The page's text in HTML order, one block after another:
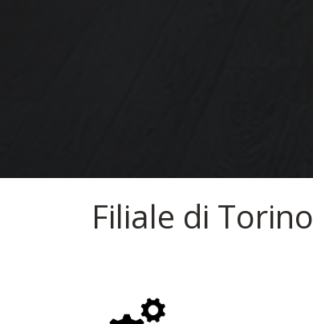
Filiale di Torino